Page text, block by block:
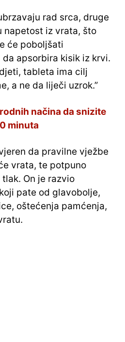
rad srca, druge
napetost iz vrata, što
će poboljšati
apsorbira kisik iz krvi.
tableta ima cilj
a ne da liječi uzrok.”
načina da snizite
minuta
da pravilne vježbe
vrata, te potpuno
On je razvio
pate od glavobolje,
oštećenja pamćenja,